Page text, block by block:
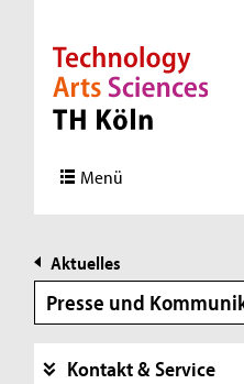
Direkt zur Hauptnavigation
Direkt zur Subnavigation
Direkt zum Inhalt
Direkt zum Fußbereich
Menü
Aktuelles
Presse und
Kontakt & Service